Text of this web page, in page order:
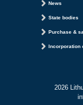
News
State bodies
Purchase &
Incorporation
2026